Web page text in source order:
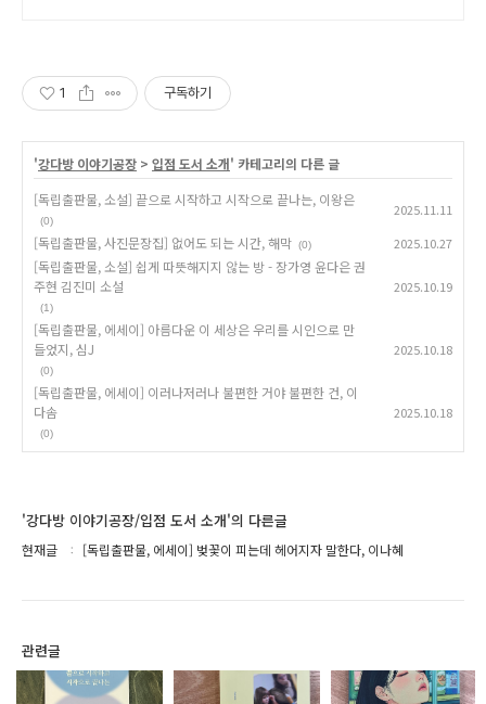
1 구독하기
'강다방 이야기공장 > 입점 도서 소개' 카테고리의 다른 글
[독립출판물, 소설] 끝으로 시작하고 시작으로 끝나는, 이왕은
(0)
2025.11.11
[독립출판물, 사진문장집] 없어도 되는 시간, 해막 (0) 2025.10.27
[독립출판물, 소설] 쉽게 따뜻해지지 않는 방 - 장가영 윤다은 권
주현 김진미 소설
(1)
2025.10.19
[독립출판물, 에세이] 아름다운 이 세상은 우리를 시인으로 만
들었지, 심J
(0)
2025.10.18
[독립출판물, 에세이] 이러나저러나 불편한 거야 불편한 건, 이
다솜
(0)
2025.10.18
'강다방 이야기공장/입점 도서 소개'의 다른글
현재글 [독립출판물, 에세이] 벚꽃이 피는데 헤어지자 말한다, 이나혜
관련글